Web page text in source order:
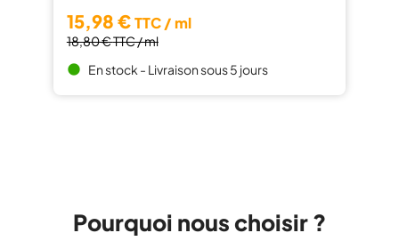
15,98 €TTC / ml
18,80 €TTC / ml
brightness_1 En stock - Livraison sous 5 jours
Pourquoi nous choisir ?